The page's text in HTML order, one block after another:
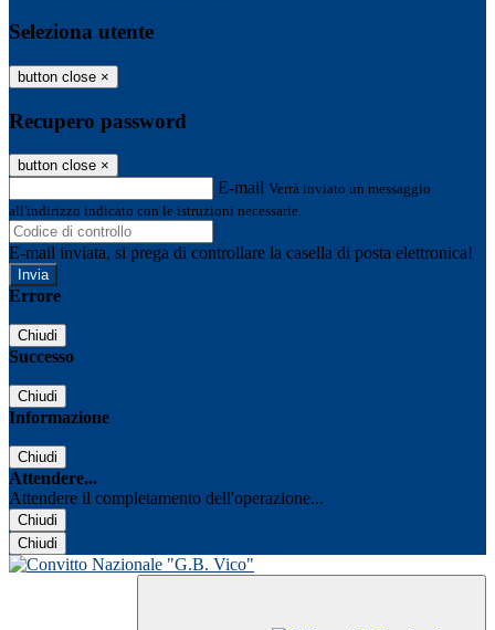
Seleziona utente
button close ×
Recupero password
button close ×
E-mail Verrà inviato un messaggio
all'indirizzo indicato con le istruzioni necessarie.
E-mail inviata, si prega di controllare la casella di posta elettronica!
Errore
Chiudi
Successo
Chiudi
Informazione
Chiudi
Attendere...
Attendere il completamento dell'operazione...
Chiudi
Chiudi